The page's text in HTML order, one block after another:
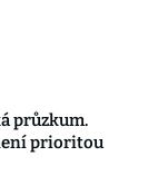
průzkum.
prioritou